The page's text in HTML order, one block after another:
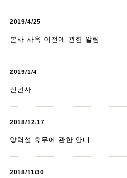
2019/4/25
본사 사옥 이전에 관한 알림
2019/1/4
신년사
2018/12/17
양력설 휴무에 관한 안내
2018/11/30